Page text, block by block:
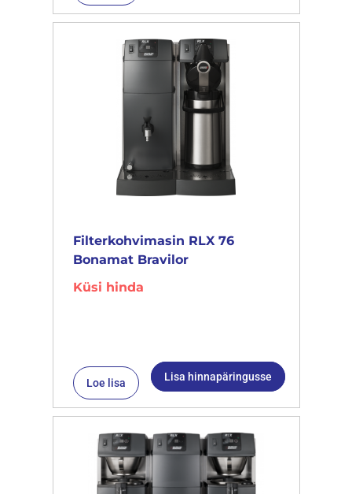
Filterkohvimasin RLX 76
Bonamat Bravilor
Küsi hinda
Loe lisa Lisa hinnapäringusse